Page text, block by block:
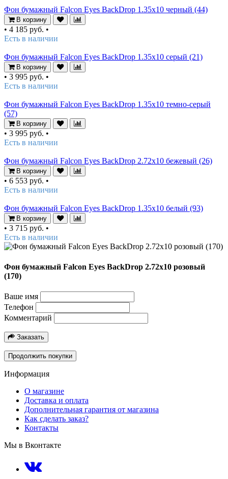
Фон бумажный Falcon Eyes BackDrop 1.35x10 черный (44)
В корзину
• 4 185 руб. •
Есть в наличии
Фон бумажный Falcon Eyes BackDrop 1.35x10 серый (21)
В корзину
• 3 995 руб. •
Есть в наличии
Фон бумажный Falcon Eyes BackDrop 1.35x10 темно-серый
(57)
В корзину
• 3 995 руб. •
Есть в наличии
Фон бумажный Falcon Eyes BackDrop 2.72x10 бежевый (26)
В корзину
• 6 553 руб. •
Есть в наличии
Фон бумажный Falcon Eyes BackDrop 1.35x10 белый (93)
В корзину
• 3 715 руб. •
Есть в наличии
Фон бумажный Falcon Eyes BackDrop 2.72x10 розовый
(170)
Ваше имя
Телефон
Комментарий
Заказать
Продолжить покупки
Информация
О магазине
Доставка и оплата
Дополнительная гарантия от магазина
Как сделать заказ?
Контакты
Мы в Вконтакте